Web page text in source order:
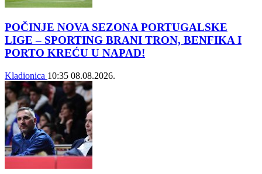
POČINJE NOVA SEZONA PORTUGALSKE
LIGE – SPORTING BRANI TRON, BENFIKA I
PORTO KREĆU U NAPAD!
Kladionica 10:35 08.08.2026.